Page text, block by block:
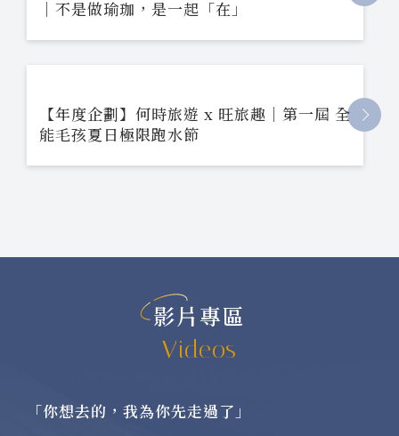
｜不是做瑜珈，是一起「在」
【年度企劃】何時旅遊 x 旺旅趣｜第一屆 全
能毛孩夏日極限跑水節
影片專區
Videos
「你想去的，我為你先走過了」